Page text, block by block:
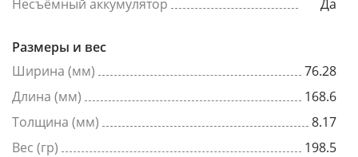
Несъёмный аккумулятор
Да
Размеры и вес
Ширина (мм)
76.28
Длина (мм)
168.6
Толщина (мм)
8.17
Вес (гр)
198.5